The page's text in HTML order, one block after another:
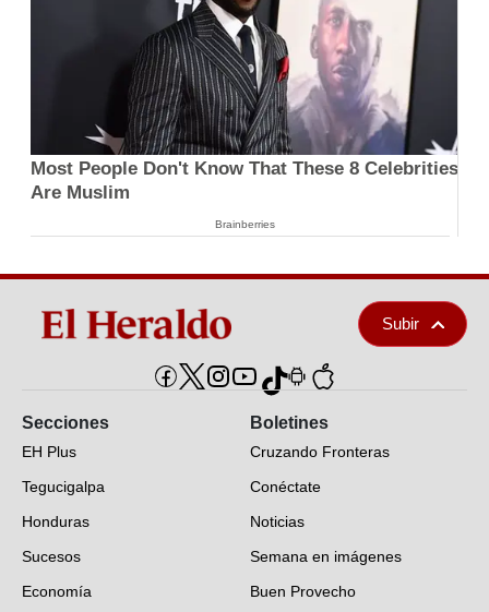
Most People Don't Know That These 8 Celebrities
Are Muslim
Brainberries
Subir
Secciones
EH Plus
Tegucigalpa
Honduras
Sucesos
Economía
Boletines
Cruzando Fronteras
Conéctate
Noticias
Semana en imágenes
Buen Provecho